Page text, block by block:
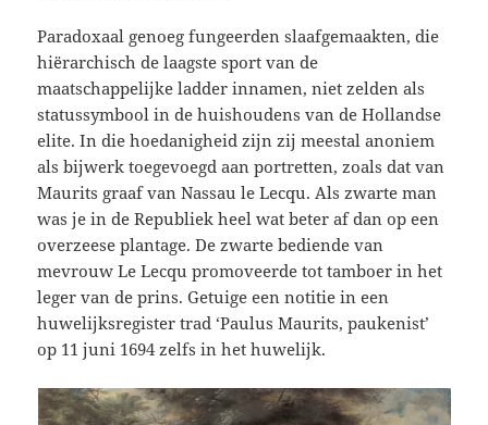
Paradoxaal genoeg fungeerden slaafgemaakten, die
hiërarchisch de laagste sport van de
maatschappelijke ladder innamen, niet zelden als
statussymbool in de huishoudens van de Hollandse
elite. In die hoedanigheid zijn zij meestal anoniem
als bijwerk toegevoegd aan portretten, zoals dat van
Maurits graaf van Nassau le Lecqu. Als zwarte man
was je in de Republiek heel wat beter af dan op een
overzeese plantage. De zwarte bediende van
mevrouw Le Lecqu promoveerde tot tamboer in het
leger van de prins. Getuige een notitie in een
huwelijksregister trad ‘Paulus Maurits, paukenist’
op 11 juni 1694 zelfs in het huwelijk.